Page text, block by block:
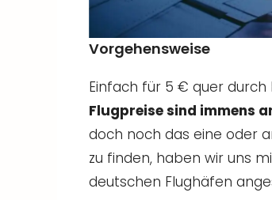
Vorgehensweise
Einfach für 5 € quer durch
Flugpreise sind immens
doch noch das eine oder
zu finden, haben wir uns
deutschen Flughäfen